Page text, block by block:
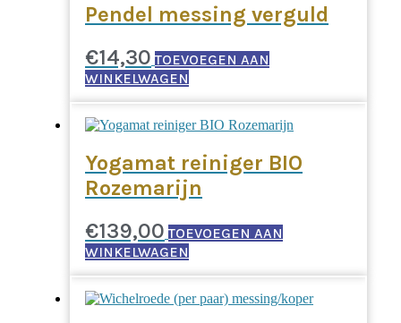
Pendel messing verguld
€14,30 TOEVOEGEN AAN
WINKELWAGEN
Yogamat reiniger BIO
Rozemarijn
€139,00 TOEVOEGEN AAN
WINKELWAGEN